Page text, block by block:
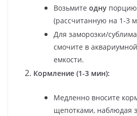
Возьмите одну
(рассчитанную на 1-3
Для заморозки/
смочите в
емкости.
Кормление (1-3 мин):
Медленно вносите
щепотками, наблюдая